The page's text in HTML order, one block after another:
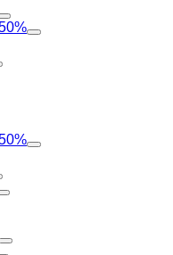
Toggle
Toggle
Toggle
Toggle
Toggle